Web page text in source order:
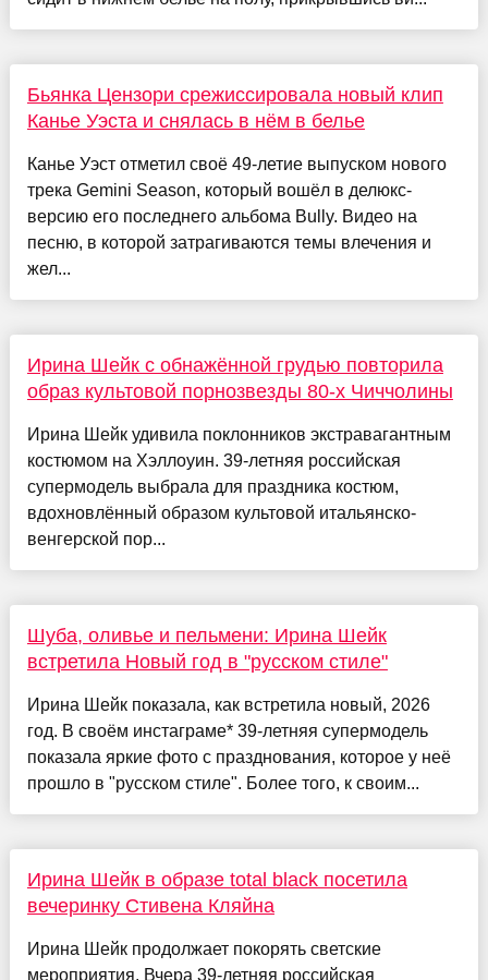
Бьянка Цензори срежиссировала новый клип
Канье Уэста и снялась в нём в белье
Канье Уэст отметил своё 49-летие выпуском нового
трека Gemini Season, который вошёл в делюкс-
версию его последнего альбома Bully. Видео на
песню, в которой затрагиваются темы влечения и
жел...
Ирина Шейк с обнажённой грудью повторила
образ культовой порнозвезды 80-х Чиччолины
Ирина Шейк удивила поклонников экстравагантным
костюмом на Хэллоуин. 39-летняя российская
супермодель выбрала для праздника костюм,
вдохновлённый образом культовой итальянско-
венгерской пор...
Шуба, оливье и пельмени: Ирина Шейк
встретила Новый год в "русском стиле"
Ирина Шейк показала, как встретила новый, 2026
год. В своём инстаграме* 39-летняя супермодель
показала яркие фото с празднования, которое у неё
прошло в "русском стиле". Более того, к своим...
Ирина Шейк в образе total black посетила
вечеринку Стивена Кляйна
Ирина Шейк продолжает покорять светские
мероприятия. Вчера 39-летняя российская